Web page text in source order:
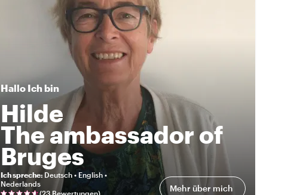
Hallo Ich bin
Hilde
The ambassador of
Bruges
Ich spreche: Deutsch • English •
Nederlands
(23 Bewertungen) Mehr über mich